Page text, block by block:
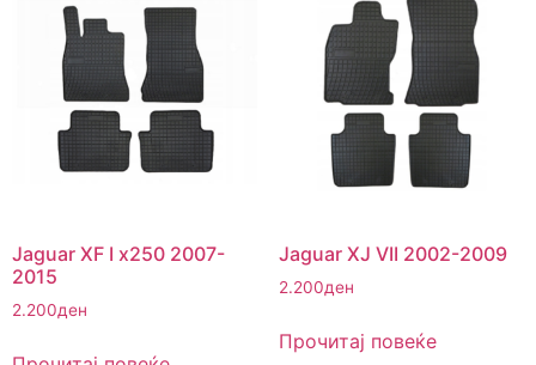
Jaguar XF I x250 2007-
2015
2.200ден
Jaguar XJ VII 2002-2009
2.200ден
Прочитај повеќе